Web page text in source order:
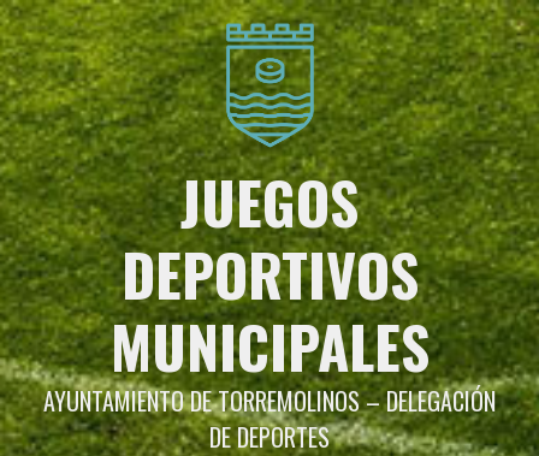
Saltar
al
contenido
JUEGOS
DEPORTIVOS
MUNICIPALES
AYUNTAMIENTO DE TORREMOLINOS – DELEGACIÓN
DE DEPORTES